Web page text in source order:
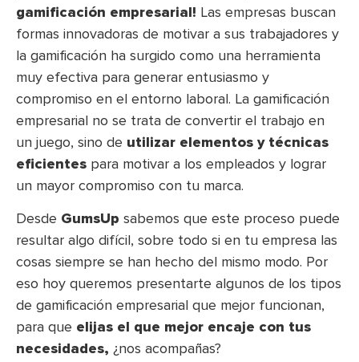
gamificación empresarial! Las empresas buscan
formas innovadoras de motivar a sus trabajadores y
la gamificación ha surgido como una herramienta
muy efectiva para generar entusiasmo y
compromiso en el entorno laboral. La gamificación
empresarial no se trata de convertir el trabajo en
un juego, sino de utilizar elementos y técnicas
eficientes para motivar a los empleados y lograr
un mayor compromiso con tu marca.
Desde GumsUp sabemos que este proceso puede
resultar algo difícil, sobre todo si en tu empresa las
cosas siempre se han hecho del mismo modo. Por
eso hoy queremos presentarte algunos de los tipos
de gamificación empresarial que mejor funcionan,
para que elijas el que mejor encaje con tus
necesidades, ¿nos acompañas?